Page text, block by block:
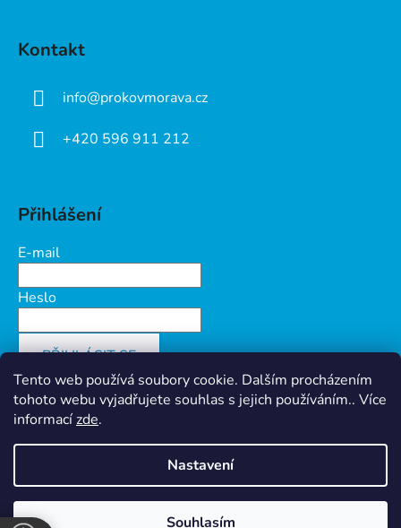
Tento web používá soubory cookie. Dalším procházením
tohoto webu vyjadřujete souhlas s jejich používáním.. Více
informacízde.
Nastavení
Souhlasím
Kontakt
info@prokovmorava.cz
+420 596 911 212
Přihlášení
E-mail
Heslo
PŘIHLÁSIT SE
Nová registraceZapomenuté heslo
Vytvořil Shoptet&
Ochrana osobních údajů